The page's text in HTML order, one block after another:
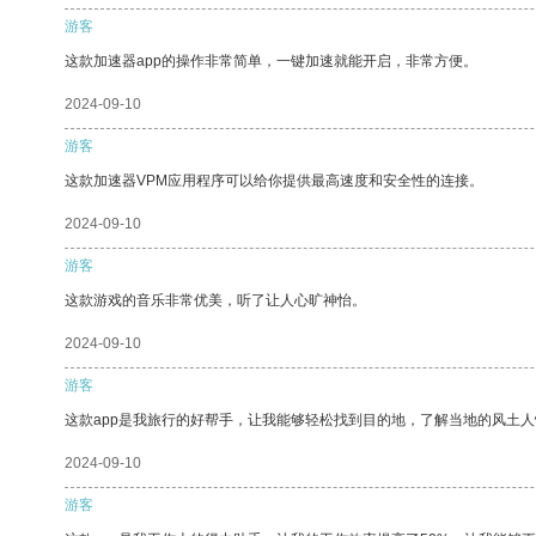
游客
这款加速器app的操作非常简单，一键加速就能开启，非常方便。
2024-09-10
游客
这款加速器VPM应用程序可以给你提供最高速度和安全性的连接。
2024-09-10
游客
这款游戏的音乐非常优美，听了让人心旷神怡。
2024-09-10
游客
这款app是我旅行的好帮手，让我能够轻松找到目的地，了解当地的风土
2024-09-10
游客